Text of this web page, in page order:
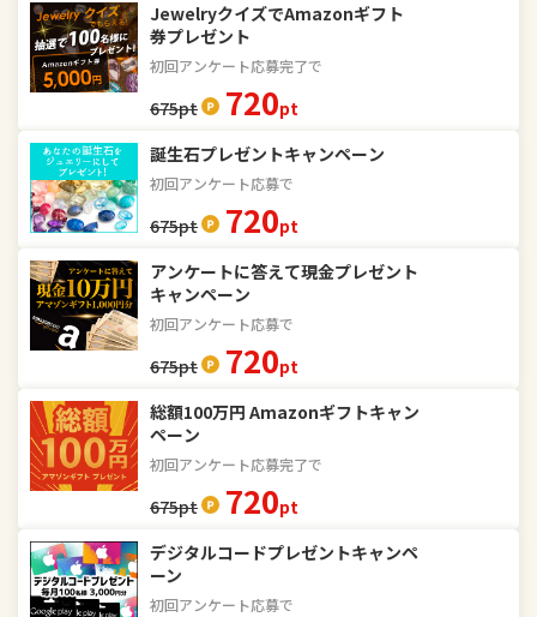
JewelryクイズでAmazonギフト
券プレゼント
初回アンケート応募完了で
675pt 720pt
誕生石プレゼントキャンペーン
初回アンケート応募で
675pt 720pt
アンケートに答えて現金プレゼント
キャンペーン
初回アンケート応募で
675pt 720pt
総額100万円 Amazonギフトキャン
ペーン
初回アンケート応募完了で
675pt 720pt
デジタルコードプレゼントキャンペ
ーン
初回アンケート応募で